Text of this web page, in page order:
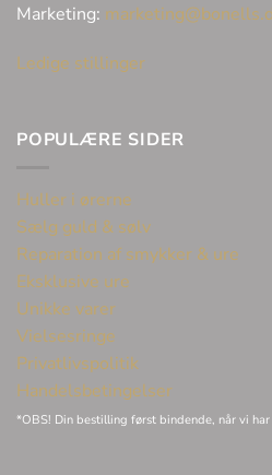
Marketing:
Ledige stillinger
POPULÆRE SIDER
Huller i ørerne
Sælg guld & sølv
Reparation af smykker & ure
Eksklusive ure
Unikke varer
Vielsesringe
Privatlivspolitik
Handelsbetingelser
*OBS! Din bestilling først bindende, når vi